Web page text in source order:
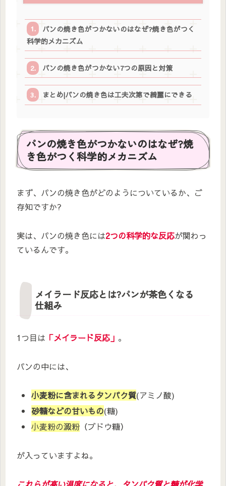
パンの焼き色がつかないのはなぜ?焼き色がつく
科学的メカニズム
パンの焼き色がつかない7つの原因と対策
まとめ|パンの焼き色は工夫次第で綺麗にできる
パンの焼き色がつかないのはなぜ?焼
き色がつく科学的メカニズム
まず、パンの焼き色がどのようについているか、ご
存知ですか?
実は、パンの焼き色には2つの科学的な反応が関わっ
ているんです。
メイラード反応とは?パンが茶色くなる
仕組み
1つ目は 「メイラード反応 」 。
パンの中には、
小麦粉に含まれるタンパク質(アミノ酸)
砂糖などの甘いもの(糖)
小麦粉の澱粉 （ブドウ糖）
が入っていますよね。